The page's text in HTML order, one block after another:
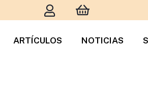
ARTÍCULOS NOTICIAS